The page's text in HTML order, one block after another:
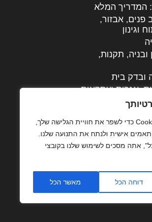
אנו משתמשים בקובצי Cookie כדי לשפר את חוויית הגלישה שלך,
אישית ולנתח את התנועה שלנו.
אתה מסכים לשימוש שלנו בקובצי
דוחה הכל מאשר הכל
המדריך המלא
פנים, אבזור,
וגינון
ובניה, תקנות,
ובדק בית
אגרות ועסקאות